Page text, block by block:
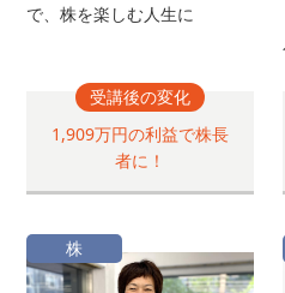
で、株を楽しむ人生に
受講後の変化
1,909万円の利益で株長
者に！
株